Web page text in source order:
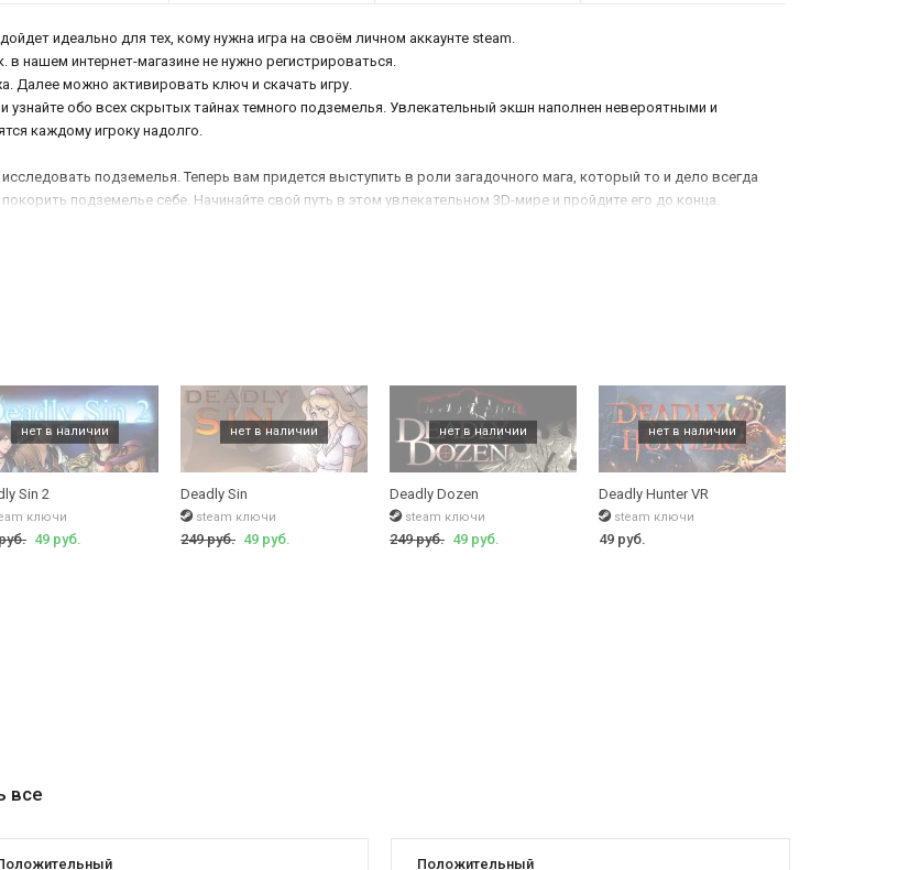
идеально для тех, кому нужна игра на своём личном аккаунте steam.
нашем интернет-магазине не нужно регистрироваться.
Далее можно активировать ключ и скачать игру.
и узнайте обо всех скрытых тайнах темного подземелья. Увлекательный экшн наполнен невероятными и
каждому игроку надолго.
подземелья. Теперь вам придется выступить в роли загадочного мага, который то и дело всегда
подземелье себе. Начинайте свой путь в этом увлекательном 3D-мире и пройдите его до конца.
Sin 2
ключи
49 руб.
Deadly Sin
steam ключи
249 руб. 49 руб.
Deadly Dozen
steam ключи
249 руб. 49 руб.
Deadly Hunter VR
steam ключи
49 руб.
все
Положительный